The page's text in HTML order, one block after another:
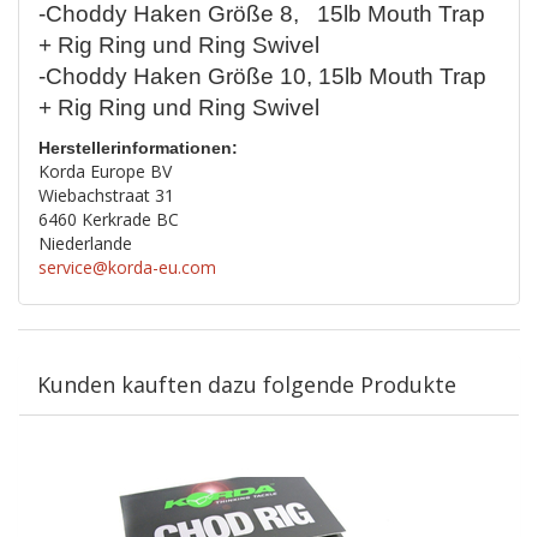
-Choddy Haken Größe 8, 15lb Mouth Trap
+ Rig Ring und Ring Swivel
-Choddy Haken Größe 10, 15lb Mouth Trap
+ Rig Ring und Ring Swivel
Herstellerinformationen:
Korda Europe BV
Wiebachstraat 31
6460 Kerkrade BC
Niederlande
service@korda-eu.com
Kunden kauften dazu folgende Produkte